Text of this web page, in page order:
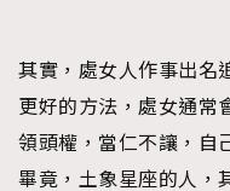
其實，處女人作事出名
更好的方法，處女通常
領頭權，當仁不讓，自
畢竟，土象星座的人，